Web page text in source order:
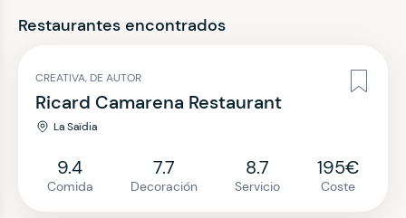
Restaurantes encontrados
CREATIVA, DE AUTOR
Ricard Camarena Restaurant
La Saïdia
9.4
Comida
7.7
Decoración
8.7
Servicio
195€
Coste